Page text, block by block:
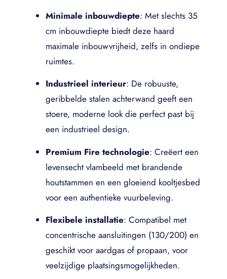
Minimale inbouwdiepte: Met slechts 35
cm inbouwdiepte biedt deze haard
maximale inbouwvrijheid, zelfs in ondiepe
ruimtes.
Industrieel interieur: De robuuste,
geribbelde stalen achterwand geeft een
stoere, moderne look die perfect past bij
een industrieel design.
Premium Fire technologie: Creëert een
levensecht vlambeeld met brandende
houtstammen en een gloeiend kooltjesbed
voor een authentieke vuurbeleving.
Flexibele installatie: Compatibel met
concentrische aansluitingen (130/200) en
geschikt voor aardgas of propaan, voor
veelzijdige plaatsingsmogelijkheden.